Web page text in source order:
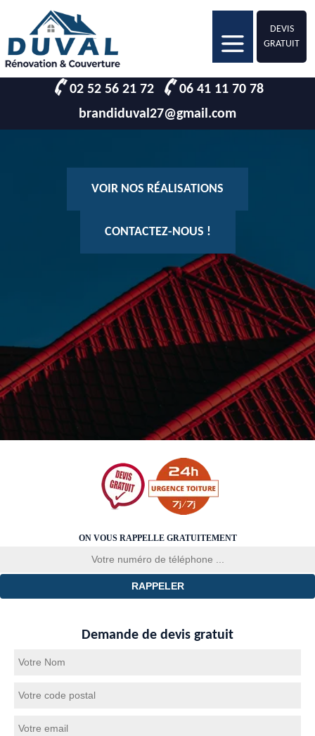
DEVIS
GRATUIT
02 52 56 21 72
06 41 11 70 78
brandiduval27@gmail.com
VOIR NOS RÉALISATIONS
CONTACTEZ-NOUS !
ON VOUS RAPPELLE GRATUITEMENT
Demande de devis gratuit